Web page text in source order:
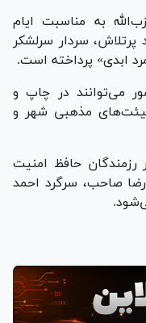
به مناسبت ایام
سردار سرلشکر
ابدی» پرداخته است.
می‌توانند در چاپ و
مذهبی شهر و
رزمندگان حافظ امنیت
صاحب، سرگرد احمد